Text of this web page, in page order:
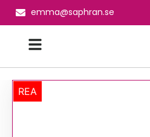
emma@saphran.se
REA